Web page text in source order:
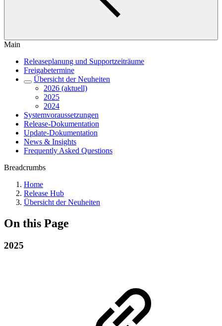
Main
Releaseplanung und Supportzeiträume
Freigabetermine
Übersicht der Neuheiten
2026 (aktuell)
2025
2024
Systemvoraussetzungen
Release-Dokumentation
Update-Dokumentation
News & Insights
Frequently Asked Questions
Breadcrumbs
Home
Release Hub
Übersicht der Neuheiten
On this Page
2025